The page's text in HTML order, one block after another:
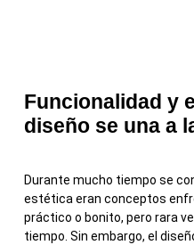
Funcionalidad y
diseño se una a
Durante mucho tiempo se
estética eran conceptos
práctico o bonito, pero rara
tiempo. Sin embargo, el